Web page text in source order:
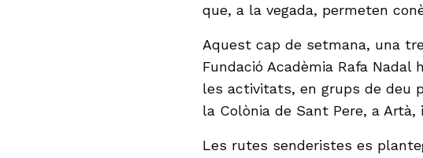
que, a la vegada, permeten
Aquest cap de setmana, una
Fundació Acadèmia Rafa Nadal
les activitats, en grups de deu
la Colònia de Sant Pere, a
Les rutes senderistes es